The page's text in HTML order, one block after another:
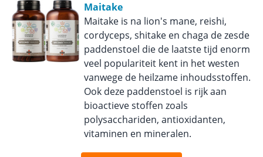
Maitake
Maitake is na lion's mane, reishi,
cordyceps, shitake en chaga de zesde
paddenstoel die de laatste tijd enorm
veel populariteit kent in het westen
vanwege de heilzame inhoudsstoffen.
Ook deze paddenstoel is rijk aan
bioactieve stoffen zoals
polysacchariden, antioxidanten,
vitaminen en mineralen.